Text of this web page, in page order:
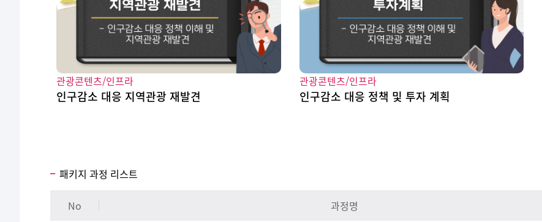
관광콘텐츠/인프라
인구감소 대응 지역관광 재발견
관광콘텐츠/인프라
인구감소 대응 정책 및 투자 계획
패키지 과정 리스트
No 과정명